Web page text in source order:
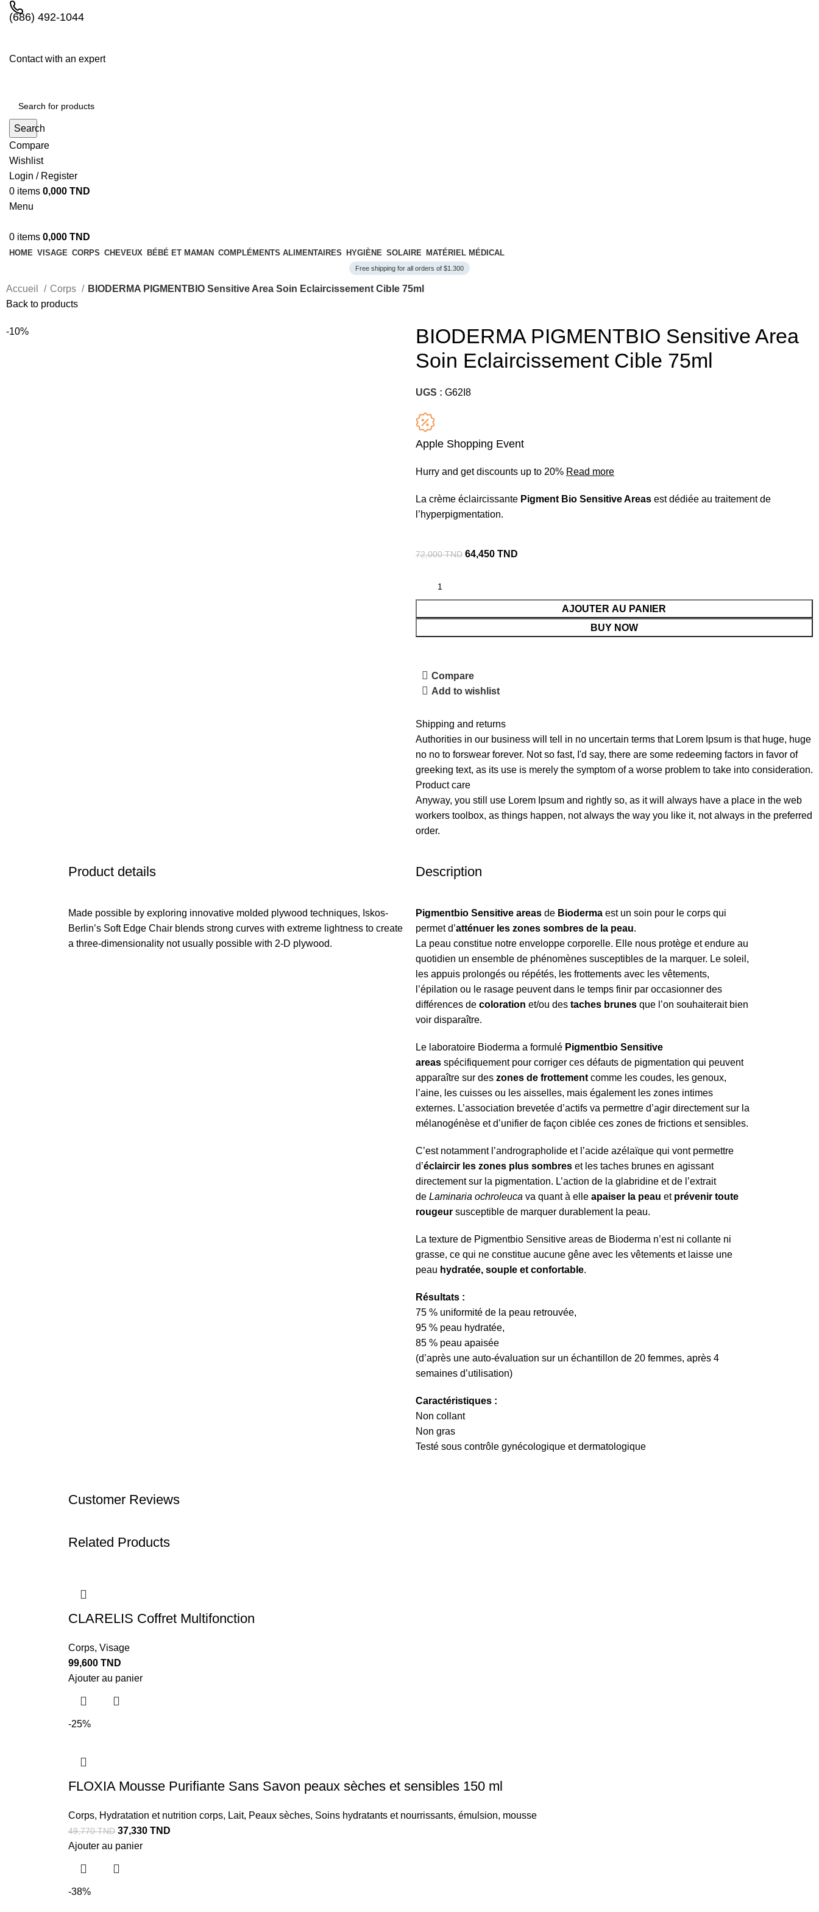
(686) 492-1044
Contact with an expert
Search
Compare
Wishlist
Login / Register
0 items 0,000 TND
Menu
0 items 0,000 TND
HOME VISAGE CORPS CHEVEUX BÉBÉ ET MAMAN COMPLÉMENTS ALIMENTAIRES HYGIÈNE SOLAIRE MATÉRIEL MÉDICAL
Free shipping for all orders of $1.300
Accueil Corps
BIODERMA PIGMENTBIO Sensitive Area Soin Eclaircissement Cible 75ml
Back to products
-10%
BIODERMA PIGMENTBIO Sensitive Area
Soin Eclaircissement Cible 75ml
UGS : G62I8
Apple Shopping Event
Hurry and get discounts up to 20% Read more
La crème éclaircissante Pigment Bio Sensitive Areas est dédiée au traitement de
l’hyperpigmentation.
72,000TND 64,450 TND
AJOUTER AU PANIER
BUY NOW
Compare
Add to wishlist
Shipping and returns
Authorities in our business will tell in no uncertain terms that Lorem Ipsum is that huge, huge
no no to forswear forever. Not so fast, I'd say, there are some redeeming factors in favor of
greeking text, as its use is merely the symptom of a worse problem to take into consideration.
Product care
Anyway, you still use Lorem Ipsum and rightly so, as it will always have a place in the web
workers toolbox, as things happen, not always the way you like it, not always in the preferred
order.
Product details
Made possible by exploring innovative molded plywood techniques, Iskos-
Berlin’s Soft Edge Chair blends strong curves with extreme lightness to create
a three-dimensionality not usually possible with 2-D plywood.
Description
Pigmentbio Sensitive areas de Bioderma est un soin pour le corps qui
permet d’atténuer les zones sombres de la peau.
La peau constitue notre enveloppe corporelle. Elle nous protège et endure au
quotidien un ensemble de phénomènes susceptibles de la marquer. Le soleil,
les appuis prolongés ou répétés, les frottements avec les vêtements,
l’épilation ou le rasage peuvent dans le temps finir par occasionner des
différences de coloration et/ou des taches brunes que l’on souhaiterait bien
voir disparaître.
Le laboratoire Bioderma a formulé Pigmentbio Sensitive
areas spécifiquement pour corriger ces défauts de pigmentation qui peuvent
apparaître sur des zones de frottement comme les coudes, les genoux,
l’aine, les cuisses ou les aisselles, mais également les zones intimes
externes. L’association brevetée d’actifs va permettre d’agir directement sur la
mélanogénèse et d’unifier de façon ciblée ces zones de frictions et sensibles.
C’est notamment l’andrographolide et l’acide azélaïque qui vont permettre
d’éclaircir les zones plus sombres et les taches brunes en agissant
directement sur la pigmentation. L’action de la glabridine et de l’extrait
de Laminaria ochroleuca va quant à elle apaiser la peau et prévenir toute
rougeur susceptible de marquer durablement la peau.
La texture de Pigmentbio Sensitive areas de Bioderma n’est ni collante ni
grasse, ce qui ne constitue aucune gêne avec les vêtements et laisse une
peau hydratée, souple et confortable.
Résultats :
75 % uniformité de la peau retrouvée,
95 % peau hydratée,
85 % peau apaisée
(d’après une auto-évaluation sur un échantillon de 20 femmes, après 4
semaines d’utilisation)
Caractéristiques :
Non collant
Non gras
Testé sous contrôle gynécologique et dermatologique
Customer Reviews
Related Products
CLARELIS Coffret Multifonction
Corps, Visage
99,600 TND
Ajouter au panier
-25%
FLOXIA Mousse Puriﬁante Sans Savon peaux sèches et sensibles 150 ml
Corps, Hydratation et nutrition corps, Lait, Peaux sèches, Soins hydratants et nourrissants, émulsion, mousse
49,770TND 37,330 TND
Ajouter au panier
-38%